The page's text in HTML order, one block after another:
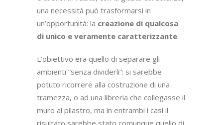
sgabelli firmati Thonet.
Altrettanta cura è stata dedicata al
dei materiali e per illuminare perfettamente
i piani di lavoro sono stati scelti ifaretti
antiabbagliamento Light Shadows,
mentre per l’illuminazione dell’ambiente un
grande lampadario Zeppelin 1 , entrambi
prodotti Flos.